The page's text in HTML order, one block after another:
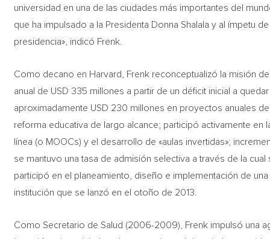
universidad en una de las ciudades más importantes del
que ha impulsado a la Presidenta Donna Shalala y al ímpetu
presidencia», indicó Frenk.
Como decano en Harvard, Frenk reconceptualizó la misión
anual de USD 335 millones a partir de un déficit inicial a
aproximadamente USD 230 millones en proyectos anuales
reforma educativa de largo alcance; participó activamente
línea (o MOOCs) y el desarrollo de «aulas invertidas»;
se mantuvo una tasa de admisión selectiva a través de la
participó en el planeamiento, diseño e implementación de
institución que se lanzó en el otoño de 2013.
Como Secretario de Salud (2006-2009), Frenk impulsó una